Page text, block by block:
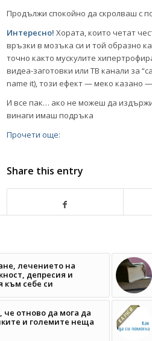
Продължи спокойно да скролваш с
Интересно! Хората, които четат
връзки в мозъка си и той образно
точно както мускулите
видеа-заготовки или ТВ канали за
name it), този ефект — меко казано
И все пак… ако не можеш да
винаги имаш подръка
Прочети още:
Share this entry
лечението на
депресия и
към себе си
че отново да мога да
и големите неща